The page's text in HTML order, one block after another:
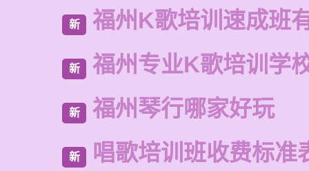
新 福州K歌培训速成班
新 福州专业K歌培训学
新 福州琴行哪家好玩
新 唱歌培训班收费标准